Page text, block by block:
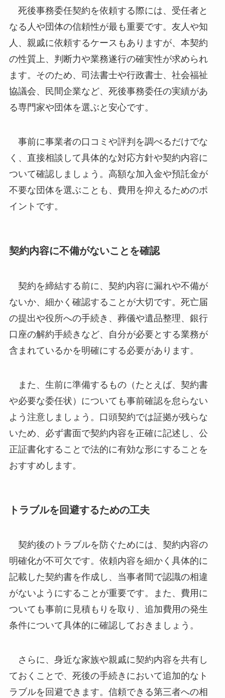
死後事務委任契約を依頼する際には、受任者と
なる人や団体の信頼性が最も重要です。友人や知
人、親戚に依頼するケースもありますが、本契約
の性質上、判断力や業務遂行の確実性が求められ
ます。そのため、司法書士や行政書士、社会福祉
協議会、民間企業など、死後事務委任の実績があ
る専門家や団体を選ぶと安心です。
事前に事業者の口コミや評判を調べるだけでな
く、直接相談して具体的な対応方針や契約内容に
ついて確認しましょう。高額な加入金や預託金が
不要な団体を選ぶことも、費用を抑えるためのポ
イントです。
契約内容に不備がないことを確認
契約を締結する前に、契約内容に漏れや不備が
ないか、細かく確認することが大切です。死亡届
の提出や役所への手続き、葬儀や遺品整理、銀行
口座の解約手続きなど、自分が必要とする業務が
含まれているかを明確にする必要があります。
また、生前に準備するもの（たとえば、契約書
や必要な委任状）についても事前確認を怠らない
よう注意しましょう。口頭契約では証拠が残らな
いため、必ず書面で契約内容を正確に記述し、公
正証書化することで法的に有効な形にすることを
おすすめします。
トラブルを回避するための工夫
契約後のトラブルを防ぐためには、契約内容の
明確化が不可欠です。依頼内容を細かく具体的に
記載した契約書を作成し、当事者間で認識の相違
がないようにすることが重要です。また、費用に
ついても事前に見積もりを取り、追加費用の発生
条件について具体的に確認しておきましょう。
さらに、身近な家族や親戚に契約内容を共有し
ておくことで、死後の手続きにおいて追加的なト
ラブルを回避できます。信頼できる第三者への相